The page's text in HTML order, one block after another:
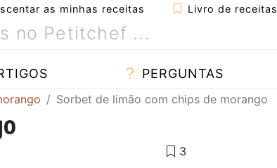
as minhas receitas Livro de receitas
PERGUNTAS
Sorbet de limão com chips de morango